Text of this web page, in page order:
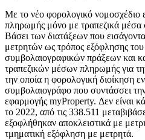
Με το νέο φορολογικό νομοσχέδιο
πληρωμής μόνο με τραπεζικά μέσα
Βάσει των διατάξεων που
μετρητών ως τρόπος εξόφλησης
συμβολαιογραφικών πράξεων και
τραπεζικών μέσων πληρωμής για
την οποία η φορολογική διοίκηση
συμβολαιογράφο που συντάσσει
εφαρμογής myProperty. Δεν είναι
το 2022, από τις 338.511
εξοφλήθηκαν αποκλειστικά με
τμηματική εξόφληση με μετρητά.